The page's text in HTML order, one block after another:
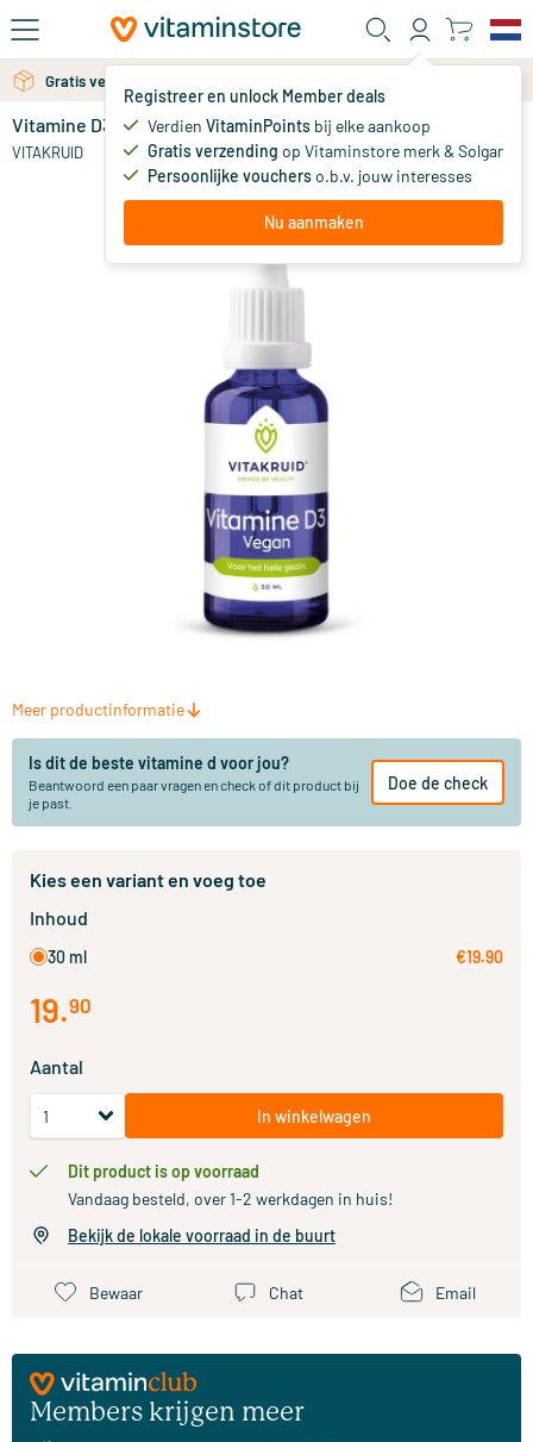
Ga naar de hoofdinhoud
Registreer en unlock Member deals
Verdien VitaminPoints bij elke aankoop
Gratis verzending op Vitaminstore merk & Solgar
Persoonlijke voucherso.b.v. jouw interesses
Nu aanmaken
Gratis verzending vanaf 25 euro
Gratis persoonlijk advies via chat of email
Vitamine D3 Vegan Druppels 25mcg / 1000 IE
VITAKRUID 19.
Meer productinformatie
Is dit de beste vitamine d voor jou?
Beantwoord een paar vragen en check of dit product bij
je past.
Doe de check
Kies een variant en voeg toe
Inhoud
30 ml €19.90
19.90
Aantal
In winkelwagen
Dit product is op voorraad
Vandaag besteld, over 1-2 werkdagen in huis!
Bekijk de lokale voorraad in de buurt
Bewaar Chat Email
Members krijgen meer